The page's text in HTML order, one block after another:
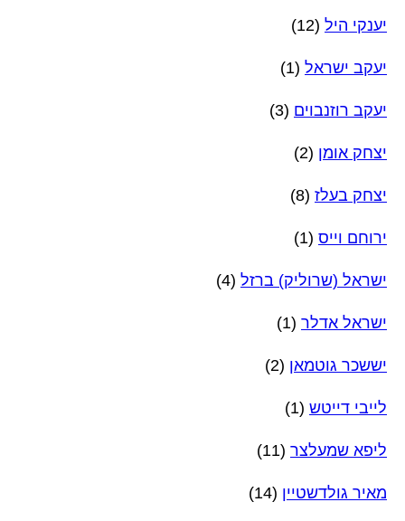
יענקי היל (12)
יעקב ישראל (1)
יעקב רוזנבוים (3)
יצחק אומן (2)
יצחק בעלז (8)
ירוחם וייס (1)
ישראל (שרוליק) ברזל (4)
ישראל אדלר (1)
יששכר גוטמאן (2)
לייבי דייטש (1)
ליפא שמעלצר (11)
מאיר גולדשטיין (14)